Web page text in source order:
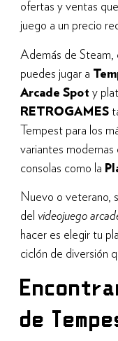
ofertas y ventas
juego a un precio
Además de Steam,
puedes jugar a
Arcade Spot y
RETROGAMES
Tempest para los
variantes modernas
consolas como la
Nuevo o veterano,
del videojuego
hacer es elegir tu
ciclón de diversión
de